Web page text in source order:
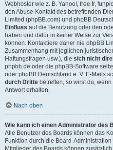
Webhoster wie z. B. Yahoo!, free.fr,
den Abuse-Kontakt des betreffenden
Limited (phpBB.com) und phpBB
Einfluss auf die Benutzung oder den
haben und dafür in keiner Weise zur
können. Kontaktiere daher nie phpBB
Zusammenhang mit jeglichen
Haftungsfragen usw.), die sich nicht
phpbb.de oder die phpBB-Software
oder phpBB Deutschland e. V. E-Mails
durch Dritte betreffen, so wirst du,
Antwort erhalten.
Nach oben
Wie kann ich einen Administrator des
Alle Benutzer des Boards können das
Funktion durch die Board-
Mitglieder des Boards können zusätzlich